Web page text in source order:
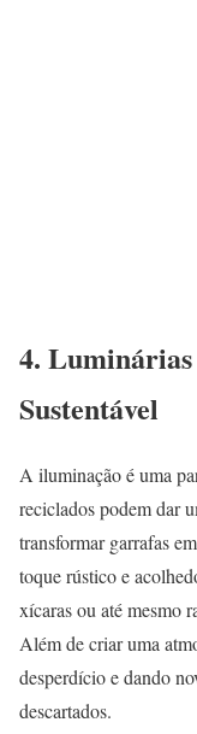
4.
Sustentável
A iluminação é uma
reciclados podem dar
transformar garrafas
toque rústico e
xícaras ou até mesmo
Além de criar uma
desperdício e dando
descartados.